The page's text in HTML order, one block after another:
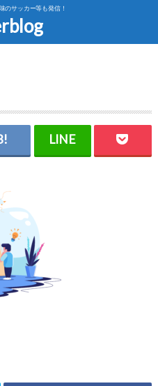
のサッカー等も発信！